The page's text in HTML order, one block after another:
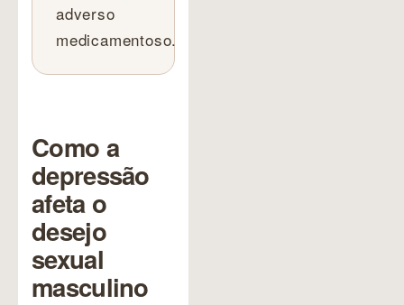
adverso
medicamentoso.
Como a
depressão
afeta o
desejo
sexual
masculino